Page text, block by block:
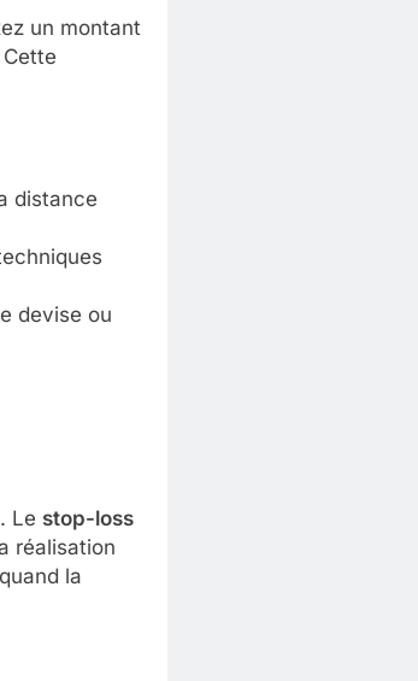
un montant
distance
devise ou
Le stop-loss
réalisation
la